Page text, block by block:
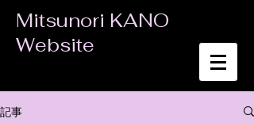
Mitsunori KANO
Website
記事